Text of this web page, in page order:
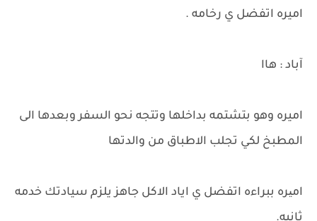
اميره اتفضل ي رخامه .
آباد : هاا
اميره وهو بتشتمه بداخلها وتتجه نحو السفر وبعدها الى
المطبخ لكي تجلب الاطباق من والدتها
امیره ببراءه اتفضل ي اياد الاكل جاهز يلزم سيادتك خدمه
ثانيه.